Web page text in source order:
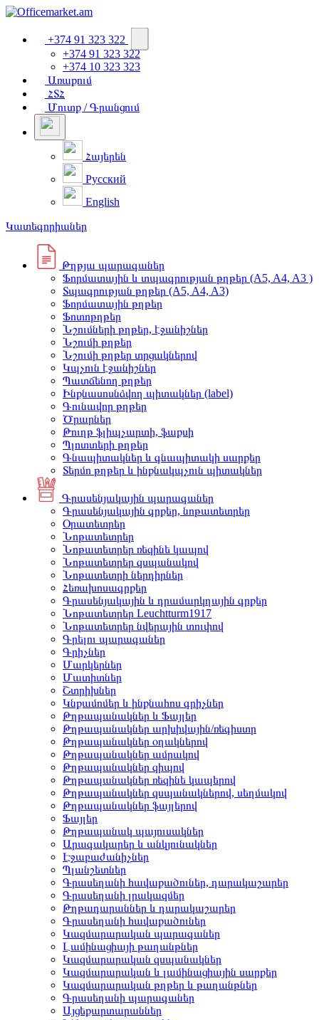
+374 91 323 322
+374 91 323 322
+374 10 323 323
Առաքում
ՀՏՀ
Մուտք / Գրանցում
Հայերեն
Русский
English
Կատեգորիաներ
Թղթյա պարագաներ
Ֆորմատային և տպագրության թղթեր (A5, A4, A3 )
Տպագրության թղթեր (A5, A4, A3)
Ֆորմատային թղթեր
Ֆոտոթղթեր
Նշումների թղթեր, էջանիշներ
Նշումի թղթեր
Նշումի թղթեր տրցակներով
Կպչուն էջանիշներ
Պատճենող թղթեր
Ինքնասոսնձվող պիտակներ (label)
Գունավոր թղթեր
Ծրարներ
Թուղթ ֆլիպչարտի, ֆաքսի
Պլոտտերի թղթեր
Գնապիտակներ և գնապիտակի սարքեր
Տերմո թղթեր և ինքնակպչուն պիտակներ
Գրասենյակային պարագաներ
Գրասենյակային գրքեր, նոթատետրեր
Օրատետրեր
Նոթատետրեր
Նոթատետրեր ռեզինե կապով
Նոթատետրեր զսպանակով
Նոթատետրի ներդիրներ
Հեռախոսագրքեր
Գրասենյակային և դրամարկղային գրքեր
Նոթատետրեր Leuchtturm1917
Նոթատետրեր նվերային տուփով
Գրելու պարագաներ
Գրիչներ
Մարկերներ
Մատիտներ
Շտրիխներ
Կնքամոմեր և ինքնահոս գրիչներ
Թղթապանակներ և Ֆայլեր
Թղթապանակներ արխիվային/ռեգիստր
Թղթապանակներ օղակներով
Թղթապանակներ ամրակով
Թղթապանակներ զիպով
Թղթապանակներ ռեզինե կապերով
Թղթապանակներ զսպանակներով, սեղմակով
Թղթապանակներ ֆայլերով
Ֆայլեր
Թղթապանակ պայուսակներ
Արագակարեր և անկյունակներ
Էջաբաժանիչներ
Պլանշետներ
Գրասեղանի հավաքածուներ, դարակաշարեր
Գրասեղանի լրակազմեր
Թղթադարաններ և դարակաշարեր
Գրասեղանի հավաքածուներ
Կազմարարական պարագաներ
Լամինացիայի թաղանթներ
Կազմարարական զսպանակներ
Կազմարարական և լամինացիային սարքեր
Կազմարարական թղթեր և թաղանթներ
Գրասեղանի պարագաներ
Այցեքարտարաններ